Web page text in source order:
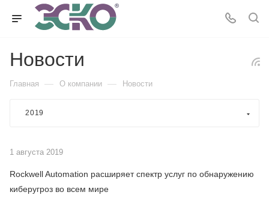
Новости
Главная — О компании — Новости
2019
1 августа 2019
Rockwell Automation расширяет спектр услуг по обнаружению
киберугроз во всем мире